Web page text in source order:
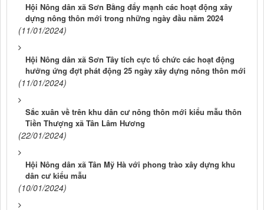
Hội Nông dân xã Sơn Bằng đẩy mạnh các hoạt động xây
dựng nông thôn mới trong những ngày đầu năm 2024
(11/01/2024)
Hội Nông dân xã Sơn Tây tích cực tổ chức các hoạt động
hưởng ứng đợt phát động 25 ngày xây dựng nông thôn mới
(11/01/2024)
Sắc xuân về trên khu dân cư nông thôn mới kiểu mẫu thôn
Tiền Thượng xã Tân Lâm Hương
(22/01/2024)
Hội Nông dân xã Tân Mỹ Hà với phong trào xây dựng khu
dân cư kiểu mẫu
(10/01/2024)